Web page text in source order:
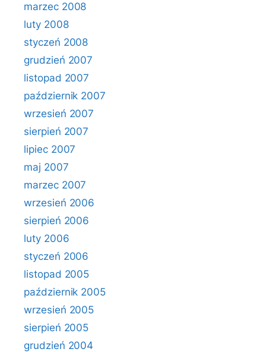
marzec 2008
luty 2008
styczeń 2008
grudzień 2007
listopad 2007
październik 2007
wrzesień 2007
sierpień 2007
lipiec 2007
maj 2007
marzec 2007
wrzesień 2006
sierpień 2006
luty 2006
styczeń 2006
listopad 2005
październik 2005
wrzesień 2005
sierpień 2005
grudzień 2004